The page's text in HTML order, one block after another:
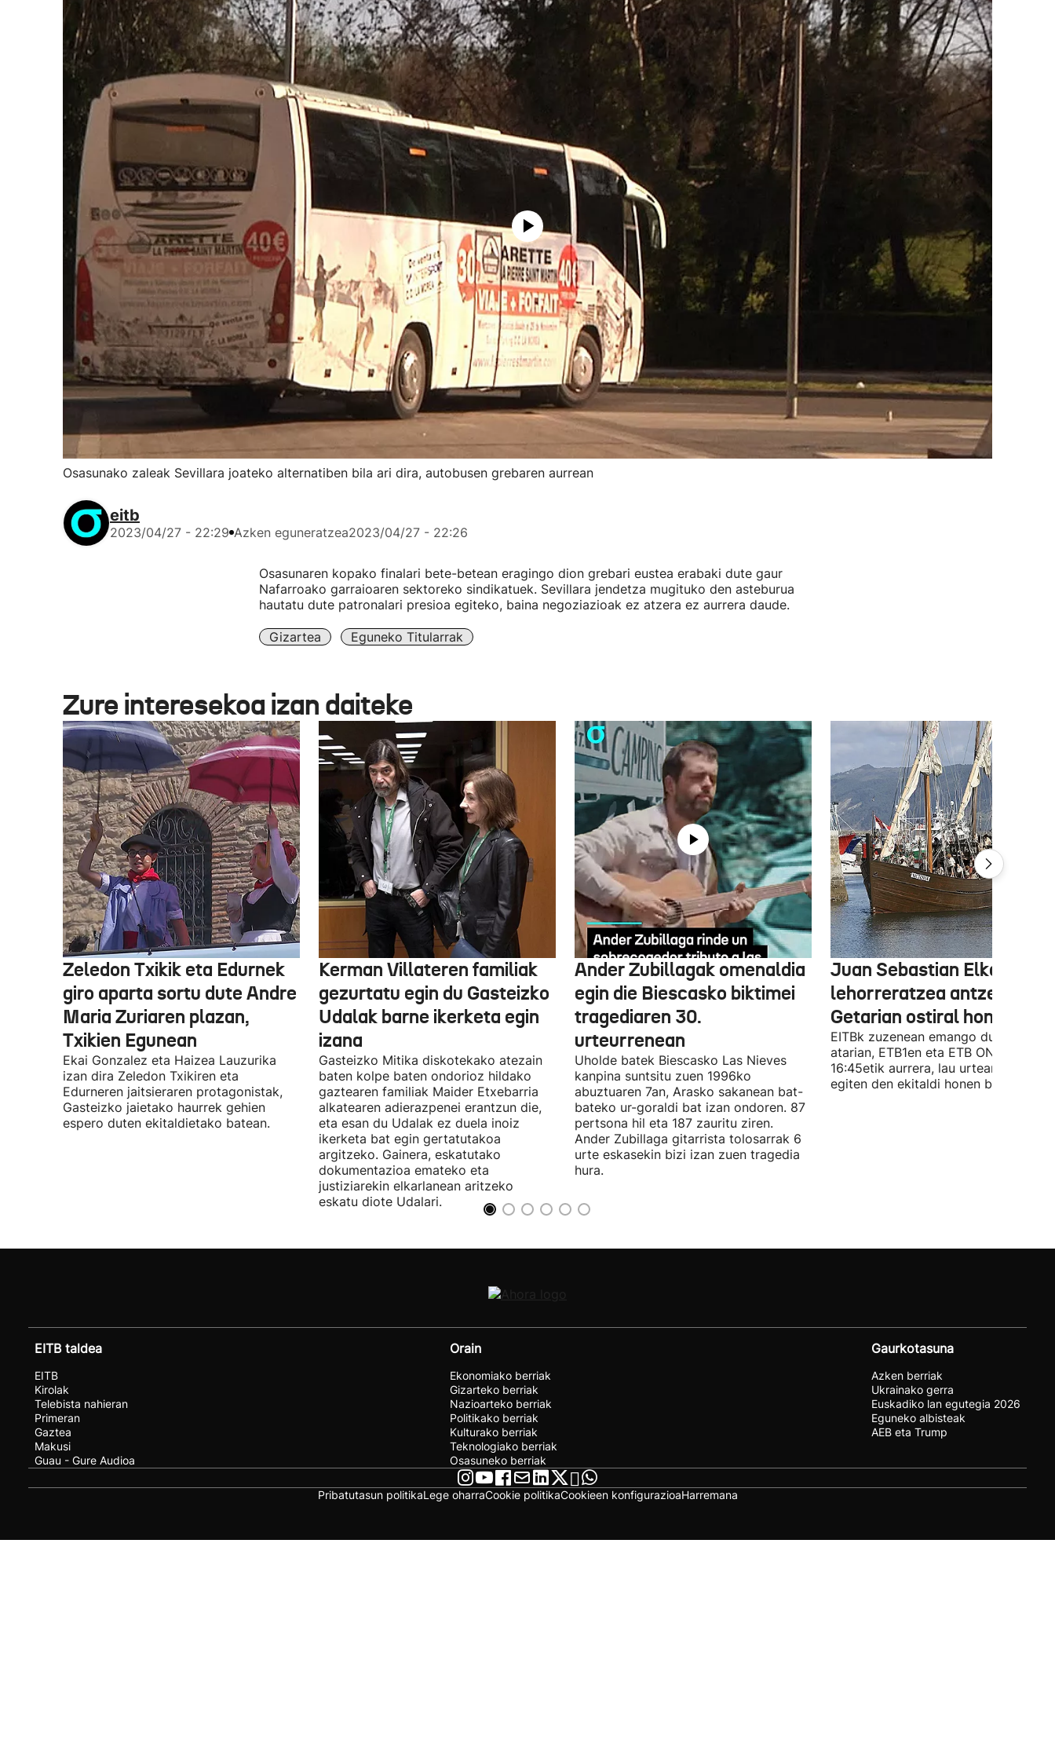
Osasunako zaleak Sevillara joateko alternatiben bila ari dira, autobusen grebaren aurrean
eitb
2023/04/27 - 22:29 Azken eguneratzea2023/04/27 - 22:26
Osasunaren kopako finalari bete-betean eragingo dion grebari eustea erabaki dute gaur
Nafarroako garraioaren sektoreko sindikatuek. Sevillara jendetza mugituko den asteburua
hautatu dute patronalari presioa egiteko, baina negoziazioak ez atzera ez aurrera daude.
Gizartea Eguneko Titularrak
Zure interesekoa izan daiteke
Zeledon Txikik eta Edurnek
giro aparta sortu dute Andre
Maria Zuriaren plazan,
Txikien Egunean
Ekai Gonzalez eta Haizea Lauzurika
izan dira Zeledon Txikiren eta
Edurneren jaitsieraren protagonistak,
Gasteizko jaietako haurrek gehien
espero duten ekitaldietako batean.
Kerman Villateren familiak
gezurtatu egin du Gasteizko
Udalak barne ikerketa egin
izana
Gasteizko Mitika diskotekako atezain
baten kolpe baten ondorioz hildako
gaztearen familiak Maider Etxebarria
alkatearen adierazpenei erantzun die,
eta esan du Udalak ez duela inoiz
ikerketa bat egin gertatutakoa
argitzeko. Gainera, eskatutako
dokumentazioa emateko eta
justiziarekin elkarlanean aritzeko
eskatu diote Udalari.
Ander Zubillagak omenaldia
egin die Biescasko biktimei
tragediaren 30.
urteurrenean
Uholde batek Biescasko Las Nieves
kanpina suntsitu zuen 1996ko
abuztuaren 7an, Arasko sakanean bat-
bateko ur-goraldi bat izan ondoren. 87
pertsona hil eta 187 zauritu ziren.
Ander Zubillaga gitarrista tolosarrak 6
urte eskasekin bizi izan zuen tragedia
hura.
Juan Sebastian Elkanoren
lehorreratzea antzeztuko
Getarian ostiral honetan
EITBk zuzenean emango du Orain.eus
atarian, ETB1en eta ETB ONen,
16:45etik aurrera, lau urtean behin
egiten den ekitaldi honen berri.
EITB taldea
EITB
Kirolak
Telebista nahieran
Primeran
Gaztea
Makusi
Guau - Gure Audioa
Orain
Ekonomiako berriak
Gizarteko berriak
Nazioarteko berriak
Politikako berriak
Kulturako berriak
Teknologiako berriak
Osasuneko berriak
Gaurkotasuna
Azken berriak
Ukrainako gerra
Euskadiko lan egutegia 2026
Eguneko albisteak
AEB eta Trump
Pribatutasun politikaLege oharraCookie politikaCookieen konfigurazioaHarremana